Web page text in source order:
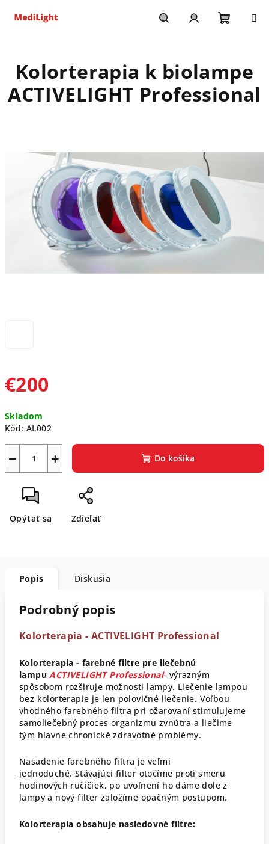
košík
€200
cena:
Skladom
Kód: AL002
+
− Do košíka
Opýtať sa Zdieľať
Kolorterapia k biolampe
ACTIVELIGHT Professional
Popis Diskusia
Podrobný popis
Kolorterapia - ACTIVELIGHT Professional
Kolorterapia - farebné filtre pre liečebnú
lampuACTIVELIGHT Professional- výrazným
spôsobom rozširuje možnosti lampy. Liečenie lampou
bez kolorterapie je len polovičné liečenie. Voľbou
vhodného farebného filtra pri ožarovaní stimulujeme
samoliečebný proces organizmu zvnútra a liečime
tým hlavne chronické zdravotné problémy.
Nasadenie farebného filtra je veľmi
jednoduché. Stávajúci filter otočíme proti smeru
hodinových ručičiek, po uvoľnení ho dáme dole z
lampy a nový filter založíme opačným postupom.
Kolorterapia obsahuje nasledovné filtre: